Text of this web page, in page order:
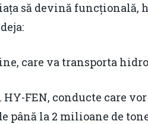
să devină funcțională,
care va transporta
HY-FEN, conducte care
până la 2 milioane de